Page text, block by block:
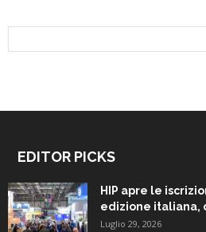
EDITOR PICKS
HIP apre le
edizione italiana,
Luglio 29, 2026